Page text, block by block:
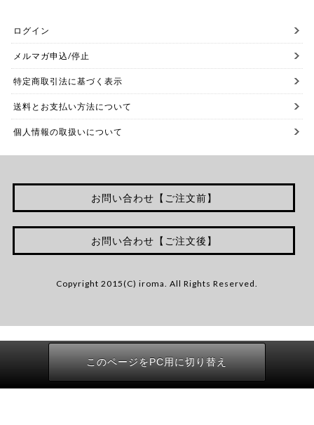
ログイン
メルマガ申込/停止
特定商取引法に基づく表示
送料とお支払い方法について
個人情報の取扱いについて
お問い合わせ【ご注文前】
お問い合わせ【ご注文後】
Copyright 2015(C) iroma. All Rights Reserved.
このページをPC用に切り替え